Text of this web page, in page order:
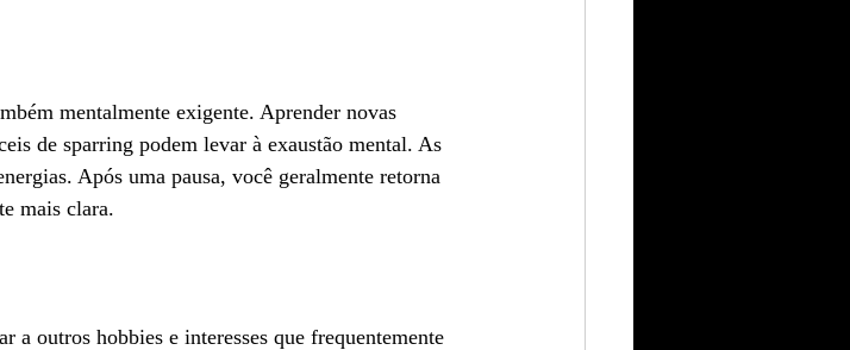
mentalmente exigente. Aprender novas
de sparring podem levar à exaustão mental. As
Após uma pausa, você geralmente retorna
mais clara.
a outros hobbies e interesses que frequentemente